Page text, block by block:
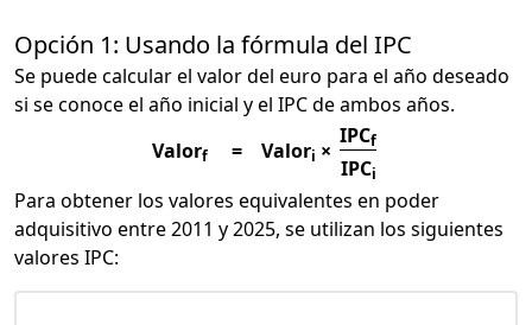
Opción 1: Usando la fórmula del IPC
Se puede calcular el valor del euro para el año deseado
si se conoce el año inicial y el IPC de ambos años.
Valorf = Valori ×
IPCf
IPCi
Para obtener los valores equivalentes en poder
adquisitivo entre 2011 y 2025, se utilizan los siguientes
valores IPC: